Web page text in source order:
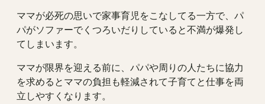
ママが必死の思いで家事育児をこなしてる一方で、パ
パがソファーでくつろいだりしていると不満が爆発し
てしまいます。
ママが限界を迎える前に、パパや周りの人たちに協力
を求めるとママの負担も軽減されて子育てと仕事を両
立しやすくなります。